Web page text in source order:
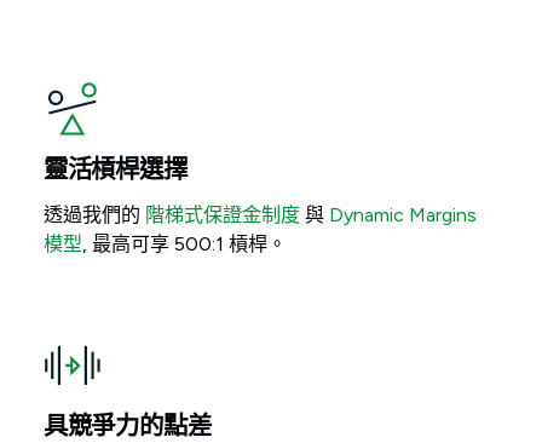
靈活槓桿選擇
透過我們的 階梯式保證金制度與 Dynamic Margins
模型, 最高可享 500:1 槓桿。
具競爭力的點差